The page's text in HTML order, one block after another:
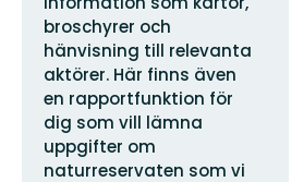
broschyrer och
hänvisning till relevanta
aktörer. Här finns även
en rapportfunktion för
dig som vill lämna
uppgifter om
naturreservaten som vi